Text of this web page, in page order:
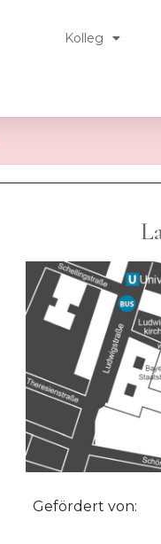
Kolleg
Gefördert von: